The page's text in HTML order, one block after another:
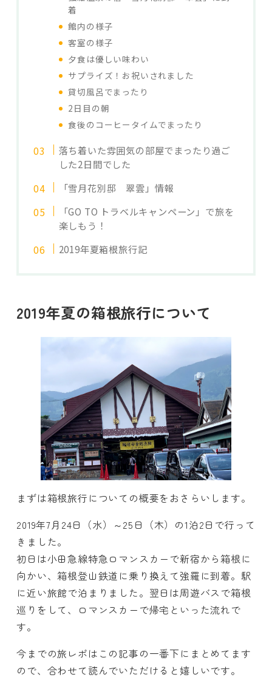
着
館内の様子
客室の様子
夕食は優しい味わい
サプライズ！お祝いされました
貸切風呂でまったり
2日目の朝
食後のコーヒータイムでまったり
落ち着いた雰囲気の部屋でまったり過ご
した2日間でした
「雪月花別邸 翠雲」情報
「GO TO トラベルキャンペーン」で旅を
楽しもう！
2019年夏箱根旅行記
2019年夏の箱根旅行について
まずは箱根旅行についての概要をおさらいします。
2019年7月24日（水）～25日（木）の1泊2日で行って
きました。
初日は小田急線特急ロマンスカーで新宿から箱根に
向かい、箱根登山鉄道に乗り換えて強羅に到着。駅
に近い旅館で泊まりました。翌日は周遊バスで箱根
巡りをして、ロマンスカーで帰宅といった流れで
す。
今までの旅レポはこの記事の一番下にまとめてます
ので、合わせて読んでいただけると嬉しいです。